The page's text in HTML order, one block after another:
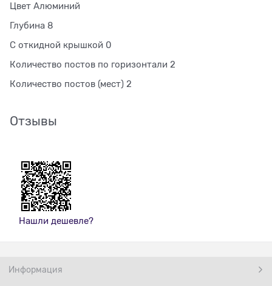
Цвет Алюминий
Глубина 8
С откидной крышкой 0
Количество постов по горизонтали 2
Количество постов (мест) 2
Отзывы
Нашли дешевле?
Информация